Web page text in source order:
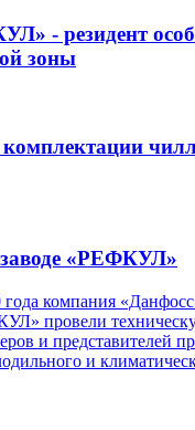
- резидент
зоны
комплектации
«РЕФКУЛ»
года компания
провели
и представителей
и